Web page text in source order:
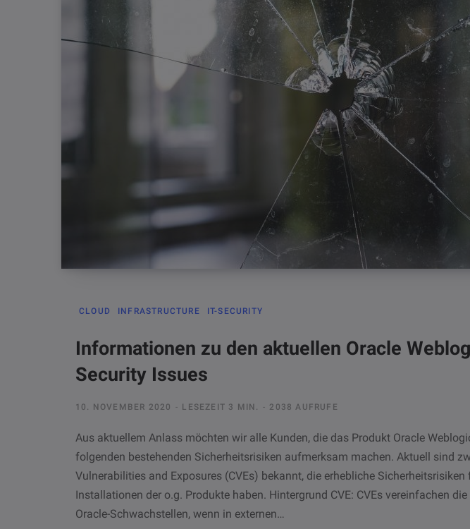
CLOUD INFRASTRUCTURE IT-SECURITY
Informationen zu den aktuellen Oracle
Security Issues
10. NOVEMBER 2020 LESEZEIT 3 MIN. 2038 AUFRUFE
Aus aktuellem Anlass möchten wir alle Kunden, die das Produkt Oracle
folgenden bestehenden Sicherheitsrisiken aufmerksam machen. Aktuell sind
Vulnerabilities and Exposures (CVEs) bekannt, die erhebliche Sicherheitsrisiken
Installationen der o.g. Produkte haben. Hintergrund CVE: CVEs vereinfachen
Oracle-Schwachstellen, wenn in externen…